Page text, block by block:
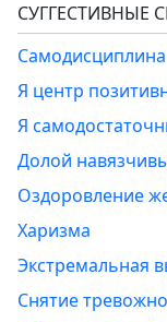
СУГГЕСТИВНЫЕ
Самодисциплина
Я центр
Я
Долой
Оздоровление
Харизма
Экстремальная
Снятие